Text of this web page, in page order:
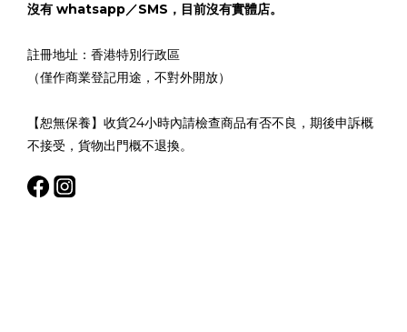
沒有 whatsapp／SMS，目前沒有實體店。
註冊地址：香港特別行政區
（僅作商業登記用途，不對外開放）
【恕無保養】收貨24小時內請檢查商品有否不良，期後申訴概
不接受，貨物出門概不退換。